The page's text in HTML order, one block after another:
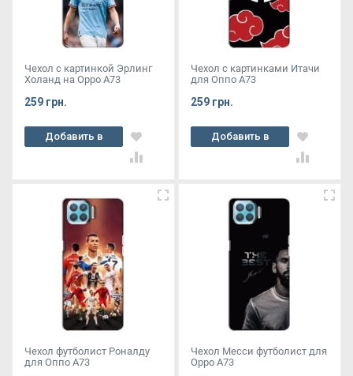
Чехол с картинкой Эрлинг
Холанд на Oppo A73
259 грн.
Добавить в
корзину
Чехол с картинками Итачи
для Оппо А73
259 грн.
Добавить в
корзину
Чехол футболист Роналду
для Оппо А73
Чехол Месси футболист для
Oppo A73